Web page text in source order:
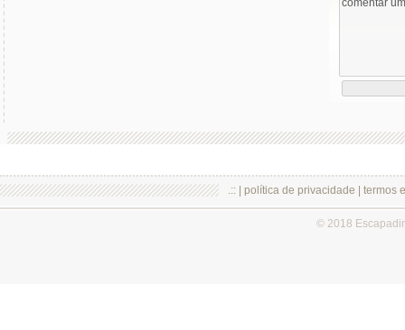
.:: | política de privacidade termos
© 2018